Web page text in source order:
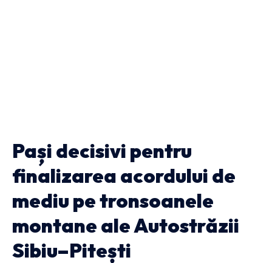
Pași decisivi pentru
finalizarea acordului de
mediu pe tronsoanele
montane ale Autostrăzii
Sibiu–Pitești